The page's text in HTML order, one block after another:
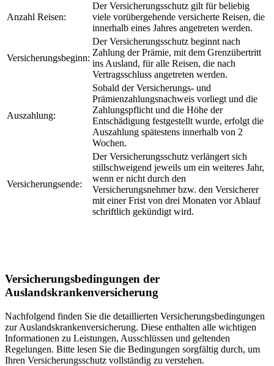
Anzahl Reisen:
Der Versicherungsschutz gilt für beliebig
viele vorübergehende versicherte Reisen, die
innerhalb eines Jahres angetreten werden.
Versicherungsbeginn:
Der Versicherungsschutz beginnt nach
Zahlung der Prämie, mit dem Grenzübertritt
ins Ausland, für alle Reisen, die nach
Vertragsschluss angetreten werden.
Auszahlung:
Sobald der Versicherungs- und
Prämienzahlungsnachweis vorliegt und die
Zahlungspflicht und die Höhe der
Entschädigung festgestellt wurde, erfolgt die
Auszahlung spätestens innerhalb von 2
Wochen.
Versicherungsende:
Der Versicherungsschutz verlängert sich
stillschweigend jeweils um ein weiteres Jahr,
wenn er nicht durch den
Versicherungsnehmer bzw. den Versicherer
mit einer Frist von drei Monaten vor Ablauf
schriftlich gekündigt wird.
Versicherungsbedingungen der
Auslandskrankenversicherung
Nachfolgend finden Sie die detaillierten Versicherungsbedingungen
zur Auslandskrankenversicherung. Diese enthalten alle wichtigen
Informationen zu Leistungen, Ausschlüssen und geltenden
Regelungen. Bitte lesen Sie die Bedingungen sorgfältig durch, um
Ihren Versicherungsschutz vollständig zu verstehen.